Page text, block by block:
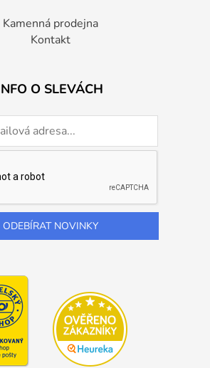
Kamenná prodejna
Kontakt
O SLEVÁCH